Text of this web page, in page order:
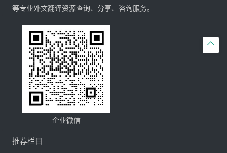

等专业外文翻译资源查询、分享、咨询服务。
企业微信
推荐栏目